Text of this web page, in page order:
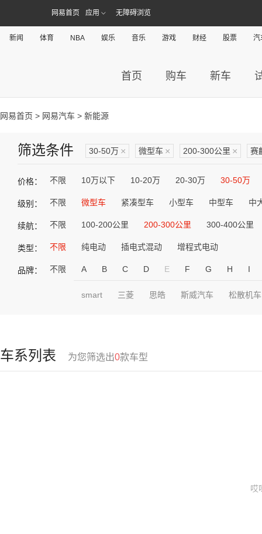
网易首页 应用 无障碍浏览
新闻 体育 NBA 娱乐 音乐 游戏 财经 股票 汽
首页 购车 新车
网易首页 > 网易汽车 > 新能源
筛选条件 30-50万 × 微型车 × 200-300公里 × 赛
价格： 不限 10万以下 10-20万 20-30万 30-50万
级别： 不限 微型车 紧凑型车 小型车 中型车 中
续航： 不限 100-200公里 200-300公里 300-400公里
类型： 不限 纯电动 插电式混动 增程式电动
品牌： 不限 A B C D E F G H I
smart 三菱 思皓 斯威汽车 松散机车
车系列表 为您筛选出0款车型
哎